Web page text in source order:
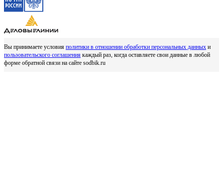
Вы принимаете условия политики в отношении обработки персональных данных и
пользовательского соглашения каждый раз, когда оставляете свои данные в любой
форме обратной связи на сайте sodbik.ru